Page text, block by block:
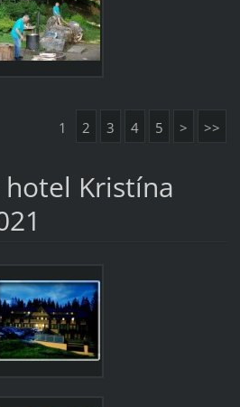
1 2 3 4 5 > >>
hotel Kristína